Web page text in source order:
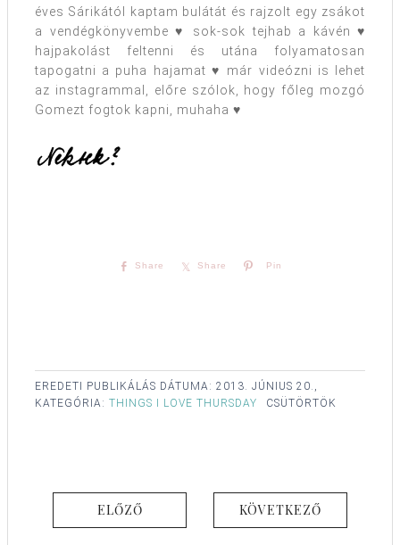
éves Sárikától kaptam bulátát és rajzolt egy zsákot
a vendégkönyvembe ♥ sok-sok tejhab a kávén ♥
hajpakolást feltenni és utána folyamatosan
tapogatni a puha hajamat ♥ már videózni is lehet
az instagrammal, előre szólok, hogy főleg mozgó
Gomezt fogtok kapni, muhaha ♥
Share Share Pin
EREDETI PUBLIKÁLÁS DÁTUMA: 2013. JÚNIUS 20.,
CSÜTÖRTÖK
KATEGÓRIA: THINGS I LOVE THURSDAY
ELŐZŐ KÖVETKEZŐ